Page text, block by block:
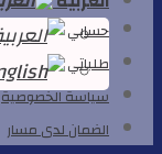
حسابي
طلباتي
سياسة الخصوصية
الضمان لدى مسار